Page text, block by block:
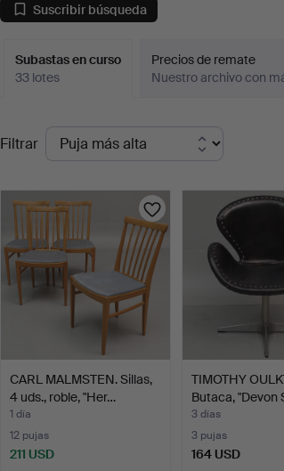
Suscribir búsqueda
Subastas en curso
33 lotes
Precios de remate
Nuestro archivo con
Subastas
en
curso
Filtrar
CARL MALMSTEN. Sillas,
4 uds., roble, "Her…
1 día
12 pujas
211 USD
TIMOTHY
Butaca, "Devon
3 días
3 pujas
164 USD